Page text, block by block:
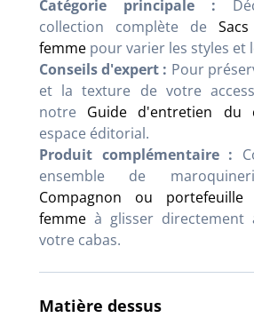
Catégorie principale :
collection complète de
femme pour varier les styles et
Conseils d'expert : Pour
et la texture de votre
notre Guide d'entretien du
espace éditorial.
Produit complémentaire :
ensemble de
Compagnon ou
femme à glisser
votre cabas.
Matière dessus